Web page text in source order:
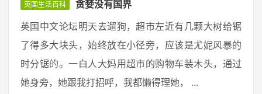
英国生活百科 贪婪没有国界
英国中文论坛明天去遛狗，超市左近有几颗大树给锯
了得多大块头，始终放在小径旁，应该是尤妮风暴的
时分锯的。一白人大妈用超市的购物车装木头，通过
她身旁，她跟我打招呼，我都懒得理她， ...